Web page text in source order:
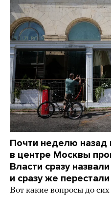
Почти неделю назад
в центре Москвы
Власти сразу
и сразу же
Вот какие вопросы до сих